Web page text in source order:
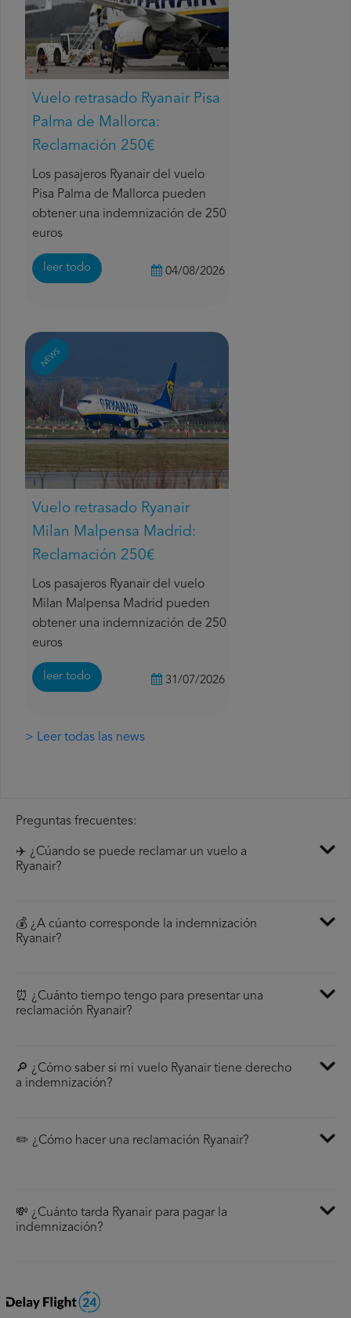
Vuelo retrasado Ryanair Pisa
Palma de Mallorca:
Reclamación 250€
Los pasajeros Ryanair del vuelo
Pisa Palma de Mallorca pueden
obtener una indemnización de 250
euros
leer todo 04/08/2026
NEWS
Vuelo retrasado Ryanair
Milan Malpensa Madrid:
Reclamación 250€
Los pasajeros Ryanair del vuelo
Milan Malpensa Madrid pueden
obtener una indemnización de 250
euros
leer todo 31/07/2026
> Leer todas las news
Preguntas frecuentes:
✈️ ¿Cúando se puede reclamar un vuelo a
Ryanair?
💰 ¿A cúanto corresponde la indemnización
Ryanair?
⏰ ¿Cuánto tiempo tengo para presentar una
reclamación Ryanair?
🔎 ¿Cómo saber si mi vuelo Ryanair tiene derecho
a indemnización?
✏️ ¿Cómo hacer una reclamación Ryanair?
💸 ¿Cuánto tarda Ryanair para pagar la
indemnización?